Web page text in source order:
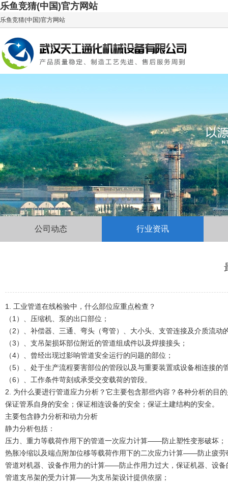
乐鱼竞猜(中国)官方网站
乐鱼竞猜(中国)官方网站
公司动态 行业资讯
1. 工业管道在线检验中，什么部位应重点检查？
（1）、压缩机、泵的出口部位；
（2）、补偿器、三通、弯头（弯管）、大小头、支管连接及介质流动
（3）、支吊架损坏部位附近的管道组成件以及焊接接头；
（4）、曾经出现过影响管道安全运行的问题的部位；
（5）、处于生产流程要害部位的管段以及与重要装置或设备相连接的
（6）、工作条件苛刻或承受交变载荷的管段。
2. 为什么要进行管道应力分析？它主要包含那些内容？各种分析的目
保证管系自身的安全；保证相连设备的安全；保证土建结构的安全。
主要包含静力分析和动力分析
静力分析包括：
压力、重力等载荷作用下的管道一次应力计算——防止塑性变形破坏；
热胀冷缩以及端点附加位移等载荷作用下的二次应力计算——防止疲劳
管道对机器、设备作用力的计算——防止作用力过大，保证机器、设备
管道支吊架的受力计算——为支吊架设计提供依据；